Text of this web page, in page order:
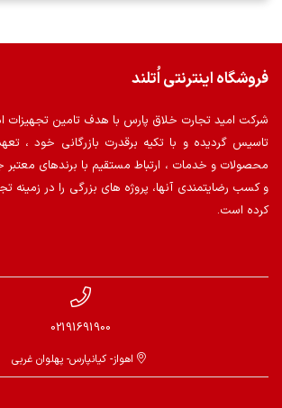
فروشگاه اینترنتی اُتلند
شرکت امید تجارت خلاق پارس با هدف تامین تجهیزات
تاسیس گردیده و با تکیه برقدرت بازرگانی خود ،
محصولات و خدمات ، ارتباط مستقیم با برندهای معتبر
و کسب رضایتمندی آنها، پروژه های بزرگی را در زمینه
کرده است.
02191691900
اهواز- کیانپارس- پهلوان غربی